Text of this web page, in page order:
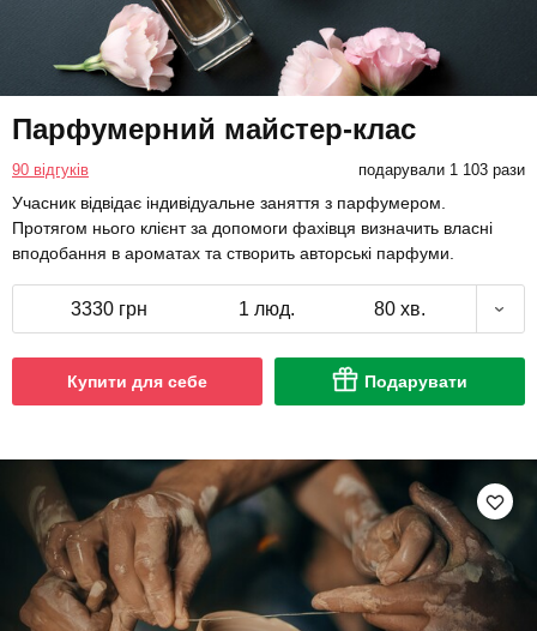
Парфумерний майстер-клас
90 відгуків подарували 1 103 рази
Учасник відвідає індивідуальне заняття з парфумером.
Протягом нього клієнт за допомоги фахівця визначить власні
вподобання в ароматах та створить авторські парфуми.
3330 грн 1 люд. 80 хв.
Купити для себе Подарувати